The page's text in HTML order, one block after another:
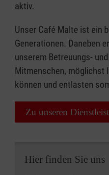
aktiv.
Unser Café Malte ist ein
Generationen. Daneben
unserem Betreuungs-
Mitmenschen, möglichst
können und entlasten
Zu unseren
Hier finden Sie uns